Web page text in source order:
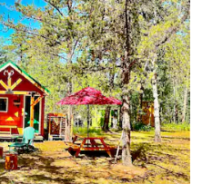
dos hóspedes